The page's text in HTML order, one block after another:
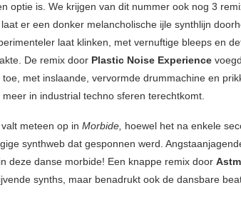
optie is. We krijgen van dit nummer ook nog 3
laat er een donker melancholische ijle synthlijn
laat klinken, met vernuftige bleeps en
De remix door Plastic Noise Experience
met inslaande, vervormde drummachine en
in industrial techno sferen terechtkomt.
meteen op in Morbide, hoewel het na enkele
synthweb dat gesponnen werd.
deze danse morbide! Een knappe remix door
synths, maar benadrukt ook de dansbare